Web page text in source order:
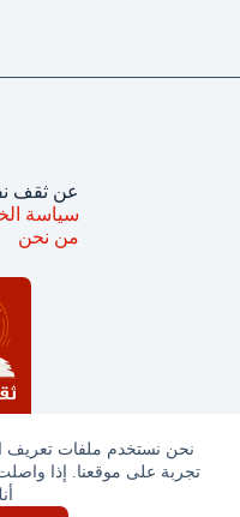
نحن نستخدم ملفات تعريف
تجربة على موقعنا. إذا
جميع الحقوق
عن ثقف
سياسة
من نحن